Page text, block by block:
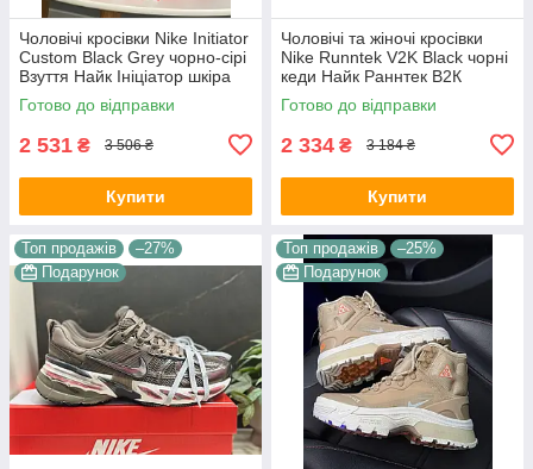
Чоловічі кросівки Nike Initiator
Custom Black Grey чорно-сірі
Взуття Найк Ініціатор шкіра
текстиль демісезонні для
хлопців
Готово до відправки
2 531 ₴ 3 506 ₴
Купити
Чоловічі та жіночі кросівки
Nike Runntek V2K Black чорні
кеди Найк Раннтек В2К
текстиль демісезон унісекс
В'єтнам
Готово до відправки
2 334 ₴ 3 184 ₴
Купити
Топ продажів
–27%
Подарунок
Топ продажів
–25%
Подарунок